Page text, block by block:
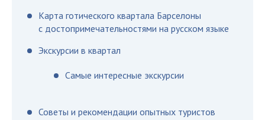
Карта готического квартала Барселоны
с достопримечательностями на русском языке
Экскурсии в квартал
Самые интересные экскурсии
Советы и рекомендации опытных туристов